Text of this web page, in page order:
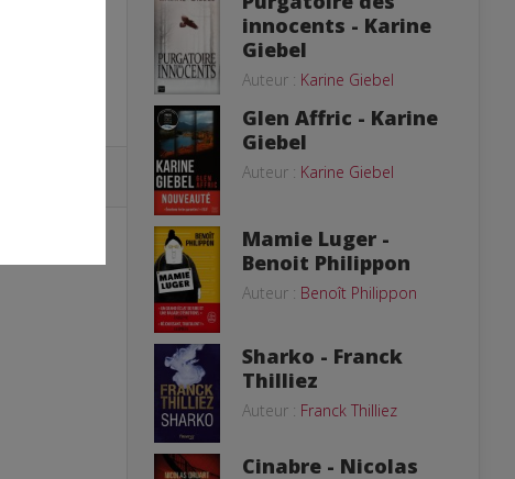
innocents - Karine
Giebel
Auteur : Karine Giebel
Glen Affric - Karine
Giebel
Auteur : Karine Giebel
Mamie Luger -
Benoit Philippon
Auteur : Benoît Philippon
Sharko - Franck
Thilliez
Auteur : Franck Thilliez
Cinabre - Nicolas